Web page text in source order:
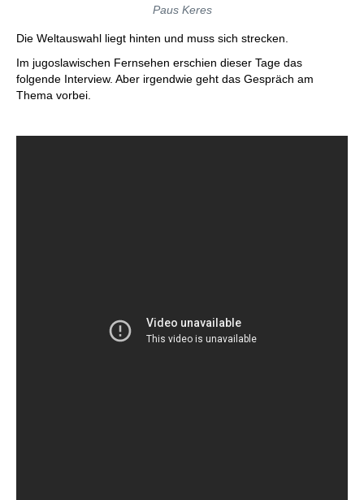
Paus Keres
Die Weltauswahl liegt hinten und muss sich strecken.
Im jugoslawischen Fernsehen erschien dieser Tage das
folgende Interview. Aber irgendwie geht das Gespräch am
Thema vorbei.